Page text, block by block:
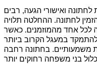
ואישורי הגעה, רבים
לחתונה. ההחלטה תלויה
לכל אחד מהמוזמנים. כאשר
במעגל הקרוב ביותר
משמעותיים. בחתונה רחבה
בני משפחה רחוקים יותר